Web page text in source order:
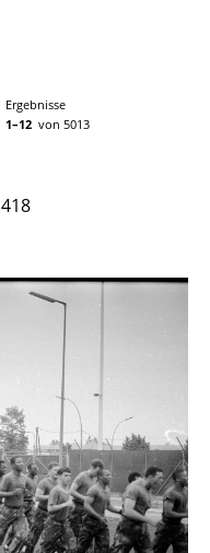
418
Ergebnisse
1–12 von 5013